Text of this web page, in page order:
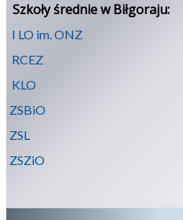
Szkoły średnie w Biłgoraju:
I LO im. ONZ
RCEZ
KLO
ZSBiO
ZSL
ZSZiO